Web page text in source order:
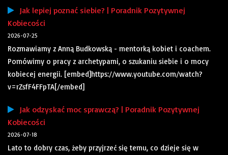
Jak lepiej poznać siebie? | Poradnik Pozytywnej
Kobiecości
2026-07-25
Rozmawiamy z Anną Budkowską - mentorką kobiet i coachem.
Pomówimy o pracy z archetypami, o szukaniu siebie i o mocy
kobiecej energii. [embed]https://www.youtube.com/watch?
v=rZsfF4FFpTA[/embed]
Jak odzyskać moc sprawczą? | Poradnik Pozytywnej
Kobiecości
2026-07-18
Lato to dobry czas, żeby przyjrzeć się temu, co dzieje się w